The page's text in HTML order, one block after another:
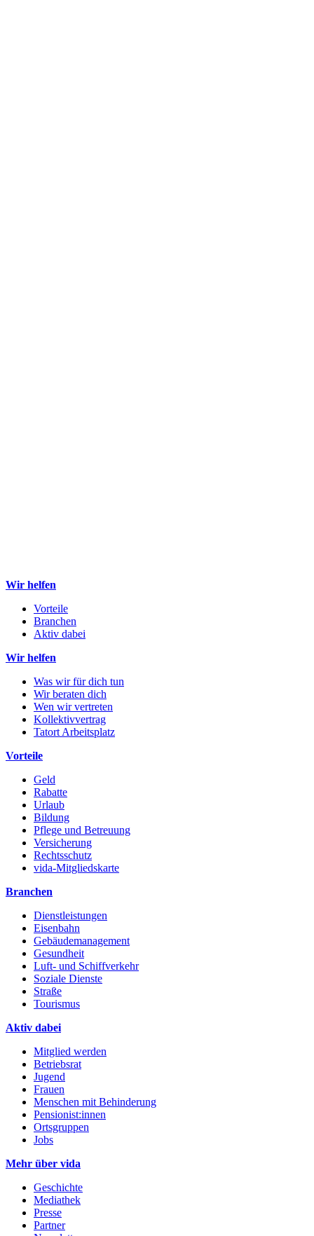
Wir helfen
Vorteile
Branchen
Aktiv dabei
Wir helfen
Was wir für dich tun
Wir beraten dich
Wen wir vertreten
Kollektivvertrag
Tatort Arbeitsplatz
Vorteile
Geld
Rabatte
Urlaub
Bildung
Pflege und Betreuung
Versicherung
Rechtsschutz
vida-Mitgliedskarte
Branchen
Dienstleistungen
Eisenbahn
Gebäudemanagement
Gesundheit
Luft- und Schiffverkehr
Soziale Dienste
Straße
Tourismus
Aktiv dabei
Mitglied werden
Betriebsrat
Jugend
Frauen
Menschen mit Behinderung
Pensionist:innen
Ortsgruppen
Jobs
Mehr über vida
Geschichte
Mediathek
Presse
Partner